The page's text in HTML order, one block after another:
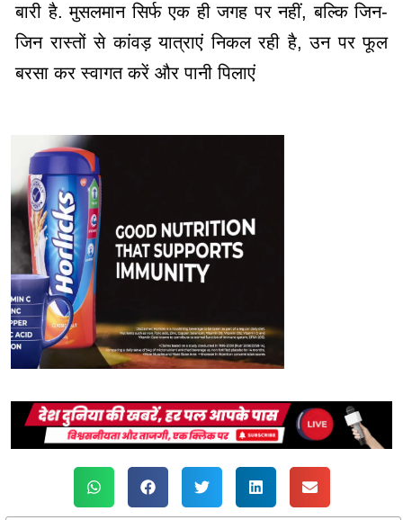
बारी है. मुसलमान सिर्फ एक ही जगह पर नहीं, बल्कि जिन-
जिन रास्तों से कांवड़ यात्राएं निकल रही है, उन पर फूल
बरसा कर स्वागत करें और पानी पिलाएं